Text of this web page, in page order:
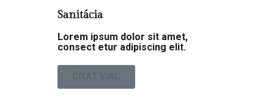
Sanitácia
Lorem ipsum dolor sit amet,
consect etur adipiscing elit.
ČÍTAŤ VIAC